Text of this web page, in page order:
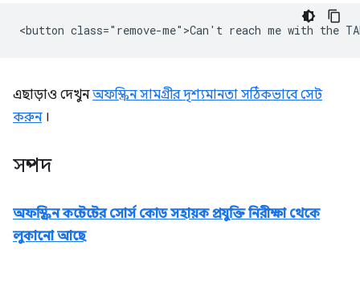
এছাড়াও দেখুনঅফস্ক্রিন সামগ্রীর দৃশ্যমানতা সঠিকভাবে সেট
করুন।
সম্পদ
অফস্ক্রিন কন্টেন্টের সোর্স কোড সহায়ক প্রযুক্তি নিরীক্ষা থেকে
লুকানো আছে